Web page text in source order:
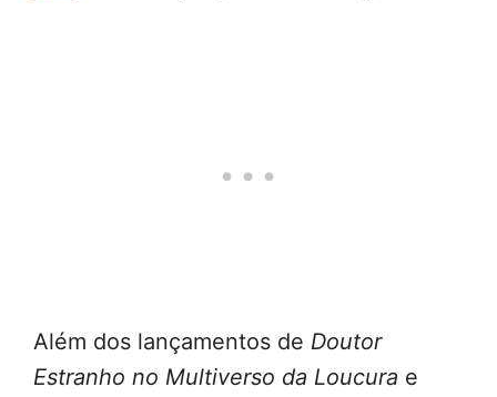
Além dos lançamentos de Doutor
Estranho no Multiverso da Loucura e